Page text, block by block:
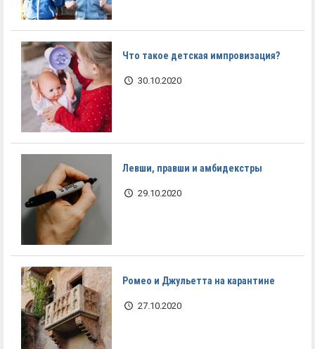
Что такое детская импровизация?
30.10.2020
Левши, правши и амбидекстры
29.10.2020
Ромео и Джульетта на карантине
27.10.2020